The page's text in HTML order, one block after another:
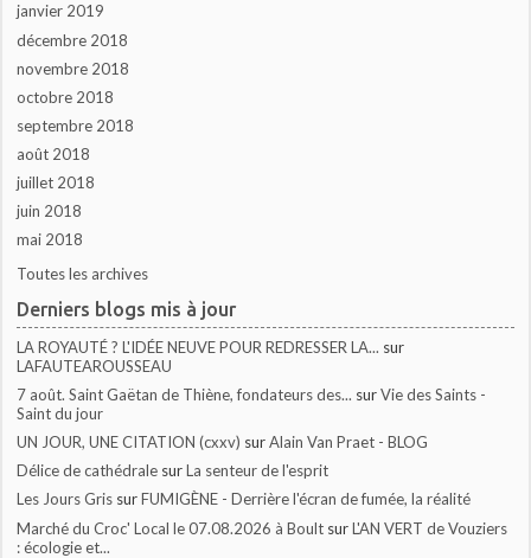
janvier 2019
décembre 2018
novembre 2018
octobre 2018
septembre 2018
août 2018
juillet 2018
juin 2018
mai 2018
Toutes les archives
Derniers blogs mis à jour
LA ROYAUTÉ ? L'IDÉE NEUVE POUR REDRESSER LA... sur
LAFAUTEAROUSSEAU
7 août. Saint Gaëtan de Thiène, fondateurs des... surVie des Saints -
Saint du jour
UN JOUR, UNE CITATION (cxxv) surAlain Van Praet - BLOG
Délice de cathédrale surLa senteur de l'esprit
Les Jours Gris surFUMIGÈNE - Derrière l'écran de fumée, la réalité
Marché du Croc' Local le 07.08.2026 à Boult surL'AN VERT de Vouziers
: écologie et...